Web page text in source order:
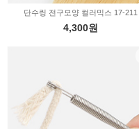
단수링 전구모양 컬러믹스 17-211
4,300원